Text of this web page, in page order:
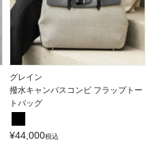
グレイン
撥水キャンバスコンビ フラップトー
トバッグ
¥44,000税込